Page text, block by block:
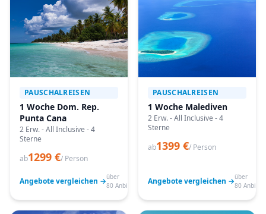
PAUSCHALREISEN
1 Woche Dom. Rep.
Punta Cana
2 Erw. - All Inclusive - 4
Sterne
ab1299 €/ Person
Angebote vergleichen →über
80 Anbieter
PAUSCHALREISEN
1 Woche Malediven
2 Erw. - All Inclusive - 4
Sterne
ab1399 €/ Person
Angebote vergleichen →über
80